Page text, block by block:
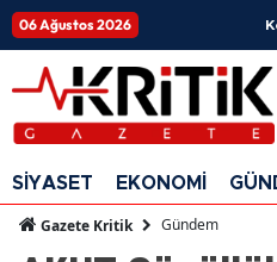
06 Ağustos 2026
SİYASET EKONOMİ
Gazete Kritik Gündem